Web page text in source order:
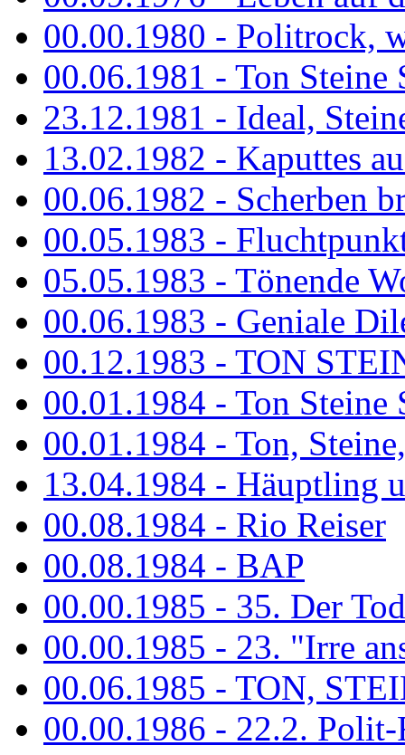
00.00.1980 - Politrock,
00.06.1981 - Ton Steine
23.12.1981 - Ideal,
13.02.1982 - Kaputtes
00.06.1982 - Scherben
00.05.1983 -
05.05.1983 - Tönende
00.06.1983 - Geniale
00.12.1983 - TON
00.01.1984 - Ton Steine
00.01.1984 - Ton,
13.04.1984 - Häuptling
00.08.1984 - Rio Reiser
00.08.1984 - BAP
00.00.1985 - 35. Der
00.00.1985 - 23. "Irre
00.06.1985 - TON,
00.00.1986 - 22.2.